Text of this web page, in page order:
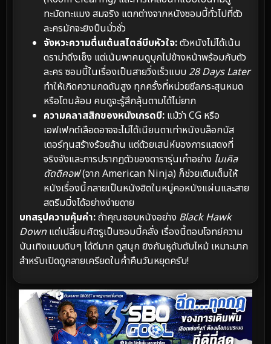
ทะมัดทะแมง สมจริง แตกต่างจากหนังซอมบี้ทั่วไปที่ตัว
ละครมักจะยิงปืนมั่วซั่ว
จังหวะความตื่นเต้นสไตล์บีบหัวใจ:ตัวหนังไม่ได้เน้น
ดราม่าดึงเช็ง แต่เน้นพาคนดูบุกไปข้างหน้าพร้อมกับตัว
ละคร ซอมบี้ในเรื่องเป็นสายวิ่งเร็วแบบ28 Days Later
ทำให้เกิดความกดดันสูง ทุกครั้งที่หน่วยซีลกระสุนหมด
หรือโดนล้อม คนดูจะรู้สึกลุ้นตามได้ไม่ยาก
ความคลาสสิกของหนังเกรดบี: แม้ว่า CG หรือ
เอฟเฟกต์เลือดอาจจะไม่ได้เนียนตาเท่าหนังบล็อกบัส
เตอร์ทุนสร้างร้อยล้าน แต่ด้วยเสน่ห์ของการแสดงที่
จริงจังและการปรากฏตัวของดารารุ่นเก๋าอย่าง ไมเคิล
ดัดดิคอฟ(จาก American Ninja) ก็ช่วยเติมเต็มให้
หนังเรื่องนี้กลายเป็นหนังฮิตในหมู่คอหนังแผ่นและสาย
สตรีมมิ่งได้อย่างง่ายดาย
บทสรุปความคุ้มค่า:ถ้าคุณชอบหนังอย่าง Black Hawk
Downแต่เปลี่ยนศัตรูเป็นซอมบี้คลั่ง เรื่องนี้ตอบโจทย์ความ
บันเทิงแบบดิบๆ ได้ดีมาก ดูสนุก ยิงกันหูดับตับไหม้ เหมาะมาก
สำหรับเปิดดูคลายเครียดในค่ำคืนวันหยุดครับ!